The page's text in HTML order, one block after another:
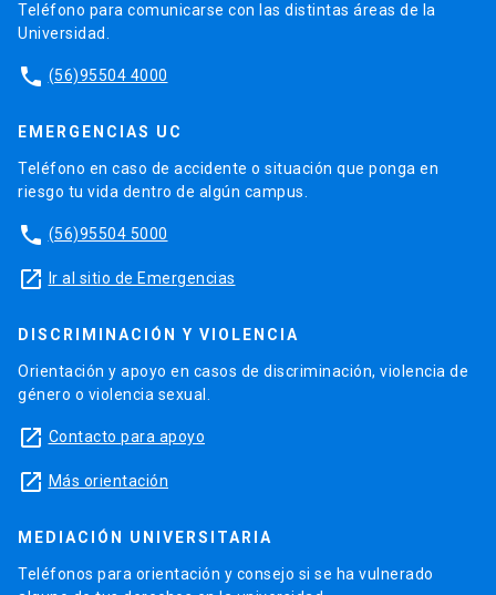
Teléfono para comunicarse con las distintas áreas de la
Universidad.
phone (56)95504 4000
EMERGENCIAS UC
Teléfono en caso de accidente o situación que ponga en
riesgo tu vida dentro de algún campus.
phone (56)95504 5000
launch Ir al sitio de Emergencias
DISCRIMINACIÓN Y VIOLENCIA
Orientación y apoyo en casos de discriminación, violencia de
género o violencia sexual.
launch Contacto para apoyo
launch Más orientación
MEDIACIÓN UNIVERSITARIA
Teléfonos para orientación y consejo si se ha vulnerado